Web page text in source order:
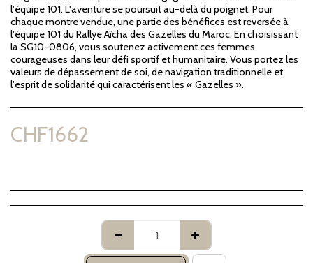
l'équipe 101. L'aventure se poursuit au-delà du poignet. Pour
chaque montre vendue, une partie des bénéfices est reversée à
l'équipe 101 du Rallye Aïcha des Gazelles du Maroc. En choisissant
la SG10-0806, vous soutenez activement ces femmes
courageuses dans leur défi sportif et humanitaire. Vous portez les
valeurs de dépassement de soi, de navigation traditionnelle et
l'esprit de solidarité qui caractérisent les « Gazelles ».
CHF1662